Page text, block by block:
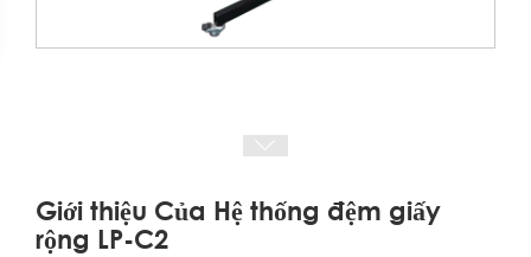
Giới thiệu Của Hệ thống đệm giấy
rộng LP-C2